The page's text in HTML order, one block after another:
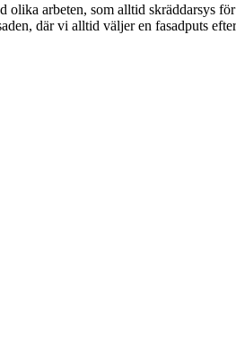
olika arbeten, som alltid skräddarsys
där vi alltid väljer en fasadputs